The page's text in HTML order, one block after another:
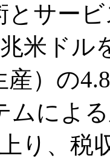
サー
米ドル
産）の
ムによ
り、税